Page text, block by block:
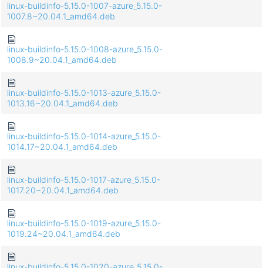
linux-buildinfo-5.15.0-1007-azure_5.15.0-
1007.8~20.04.1_amd64.deb
linux-buildinfo-5.15.0-1008-azure_5.15.0-
1008.9~20.04.1_amd64.deb
linux-buildinfo-5.15.0-1013-azure_5.15.0-
1013.16~20.04.1_amd64.deb
linux-buildinfo-5.15.0-1014-azure_5.15.0-
1014.17~20.04.1_amd64.deb
linux-buildinfo-5.15.0-1017-azure_5.15.0-
1017.20~20.04.1_amd64.deb
linux-buildinfo-5.15.0-1019-azure_5.15.0-
1019.24~20.04.1_amd64.deb